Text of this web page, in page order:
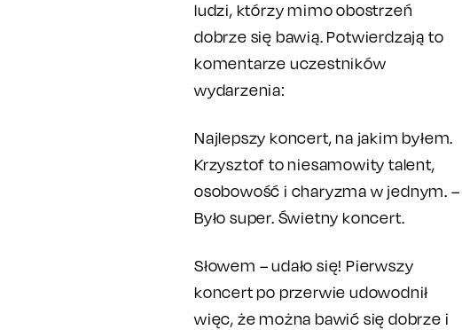
ludzi, którzy mimo obostrzeń
dobrze się bawią. Potwierdzają to
komentarze uczestników
wydarzenia:
Najlepszy koncert, na jakim byłem.
Krzysztof to niesamowity talent,
osobowość i charyzma w jednym. –
Było super. Świetny koncert.
Słowem – udało się! Pierwszy
koncert po przerwie udowodnił
więc, że można bawić się dobrze i